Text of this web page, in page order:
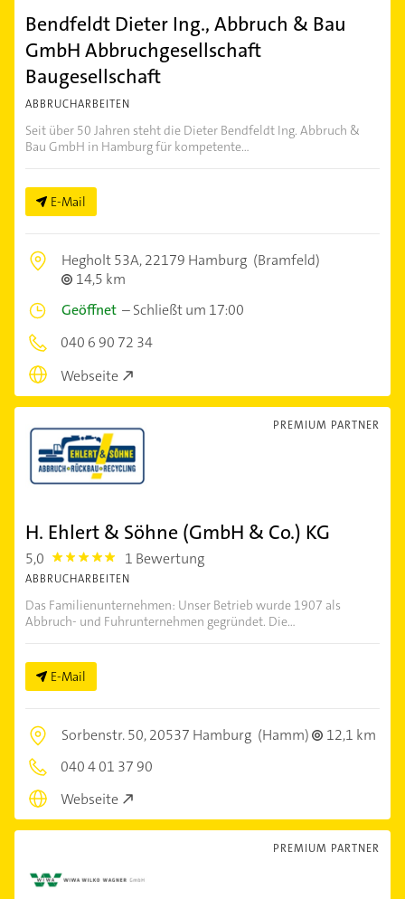
Bendfeldt Dieter Ing., Abbruch & Bau
GmbH Abbruchgesellschaft
Baugesellschaft
ABBRUCHARBEITEN
Seit über 50 Jahren steht die Dieter Bendfeldt Ing. Abbruch &
Bau GmbH in Hamburg für kompetente...
E-Mail
Hegholt 53A,22179 Hamburg (Bramfeld)
14,5 km
Geöffnet –Schließt um 17:00
040 6 90 72 34
Webseite
PREMIUM PARTNER
H. Ehlert & Söhne (GmbH & Co.) KG
5,0 5.0 1 Bewertung
ABBRUCHARBEITEN
Das Familienunternehmen: Unser Betrieb wurde 1907 als
Abbruch- und Fuhrunternehmen gegründet. Die...
E-Mail
Sorbenstr. 50,20537 Hamburg (Hamm)
12,1 km
040 4 01 37 90
Webseite
PREMIUM PARTNER